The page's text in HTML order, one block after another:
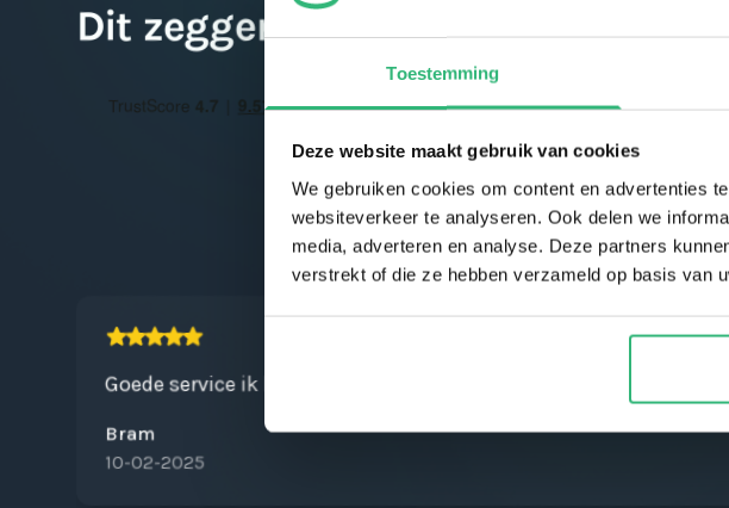
Toestemming
Deze website maakt gebruik van cookies
We gebruiken cookies om content en advertenties
websiteverkeer te analyseren. Ook delen we
media, adverteren en analyse. Deze partners
verstrekt of die ze hebben verzameld op basis van
Dit zeggen klanten over ons
Goede service ik koop al jaren mijn kaarten op ikwiltegoed!
Bram
10-02-2025